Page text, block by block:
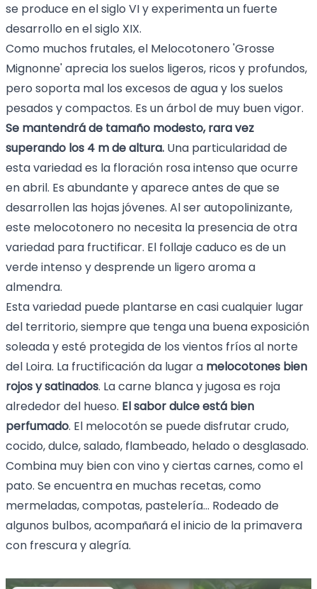
se produce en el siglo VI y experimenta un fuerte
desarrollo en el siglo XIX.
Como muchos frutales, el Melocotonero 'Grosse
Mignonne' aprecia los suelos ligeros, ricos y profundos,
pero soporta mal los excesos de agua y los suelos
pesados y compactos. Es un árbol de muy buen vigor.
Se mantendrá de tamaño modesto, rara vez
superando los 4 m de altura. Una particularidad de
esta variedad es la floración rosa intenso que ocurre
en abril. Es abundante y aparece antes de que se
desarrollen las hojas jóvenes. Al ser autopolinizante,
este melocotonero no necesita la presencia de otra
variedad para fructificar. El follaje caduco es de un
verde intenso y desprende un ligero aroma a
almendra.
Esta variedad puede plantarse en casi cualquier lugar
del territorio, siempre que tenga una buena exposición
soleada y esté protegida de los vientos fríos al norte
del Loira. La fructificación da lugar a melocotones bien
rojos y satinados. La carne blanca y jugosa es roja
alrededor del hueso. El sabor dulce está bien
perfumado. El melocotón se puede disfrutar crudo,
cocido, dulce, salado, flambeado, helado o desglasado.
Combina muy bien con vino y ciertas carnes, como el
pato. Se encuentra en muchas recetas, como
mermeladas, compotas, pastelería... Rodeado de
algunos bulbos, acompañará el inicio de la primavera
con frescura y alegría.